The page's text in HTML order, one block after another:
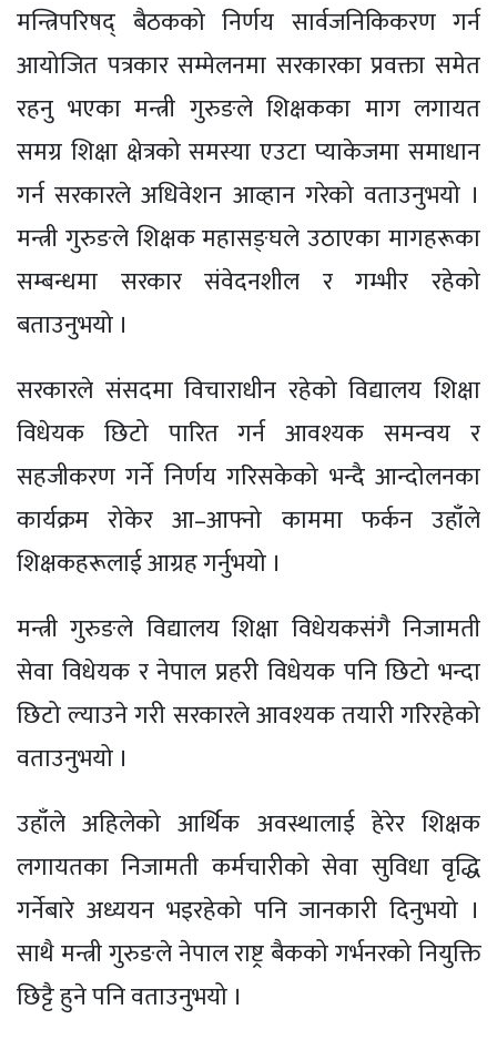
मन्त्रिपरिषद् बैठकको निर्णय सार्वजनिकिकरण गर्न
आयोजित पत्रकार सम्मेलनमा सरकारका प्रवक्ता समेत
रहनु भएका मन्त्री गुरुङले शिक्षकका माग लगायत
समग्र शिक्षा क्षेत्रको समस्या एउटा प्याकेजमा समाधान
गर्न सरकारले अधिवेशन आव्हान गरेको वताउनुभयो ।
मन्त्री गुरुङले शिक्षक महासङ्घले उठाएका मागहरूका
सम्बन्धमा सरकार संवेदनशील र गम्भीर रहेको
बताउनुभयो ।
सरकारले संसदमा विचाराधीन रहेको विद्यालय शिक्षा
विधेयक छिटो पारित गर्न आवश्यक समन्वय र
सहजीकरण गर्ने निर्णय गरिसकेको भन्दै आन्दोलनका
कार्यक्रम रोकेर आ–आफ्नो काममा फर्कन उहाँले
शिक्षकहरूलाई आग्रह गर्नुभयो ।
मन्त्री गुरुङले विद्यालय शिक्षा विधेयकसंगै निजामती
सेवा विधेयक र नेपाल प्रहरी विधेयक पनि छिटो भन्दा
छिटो ल्याउने गरी सरकारले आवश्यक तयारी गरिरहेको
वताउनुभयो ।
उहाँले अहिलेको आर्थिक अवस्थालाई हेरेर शिक्षक
लगायतका निजामती कर्मचारीको सेवा सुविधा वृद्धि
गर्नेबारे अध्ययन भइरहेको पनि जानकारी दिनुभयो ।
साथै मन्त्री गुरुङले नेपाल राष्ट्र बैकको गर्भनरको नियुक्ति
छिट्टै हुने पनि वताउनुभयो ।